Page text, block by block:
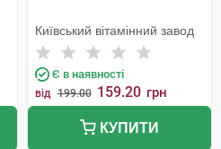
Київський вітамінний завод
Є в наявності
від 199.00 159.20 грн
КУПИТИ